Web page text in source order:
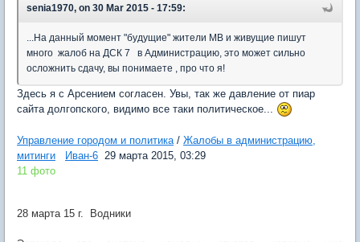
senia1970, on 30 Mar 2015 - 17:59:
...На данный момент "будущие" жители МВ и живущие пишут
много жалоб на ДСК 7 в Администрацию, это может сильно
осложнить сдачу, вы понимаете , про что я!
Здесь я с Арсением согласен. Увы, так же давление от пиар
сайта долгопского, видимо все таки политическое...
Управление городом и политика/ Жалобы в администрацию,
митинги
Иван-6 29 марта 2015, 03:29
11 фото
28 марта 15 г. Водники